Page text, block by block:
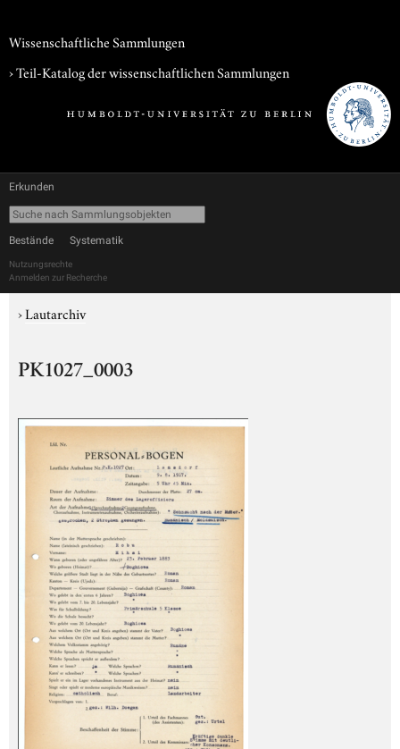
Wissenschaftliche Sammlungen
› Teil-Katalog der wissenschaftlichen Sammlungen
Erkunden
Bestände Systematik
Nutzungsrechte
Anmelden zur Recherche
›Lautarchiv
PK1027_0003